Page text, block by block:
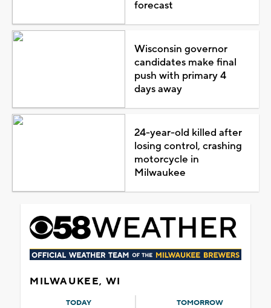
forecast
Wisconsin governor
candidates make final
push with primary 4
days away
24-year-old killed after
losing control, crashing
motorcycle in
Milwaukee
MILWAUKEE, WI
TODAY TOMORROW